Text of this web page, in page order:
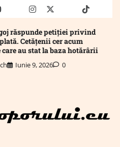
Mailinstagram
twitter truthtiktok
răspunde petiției privind
Cetățenii cer acum
care au stat la baza hotărârii
Iunie 9, 2026 0